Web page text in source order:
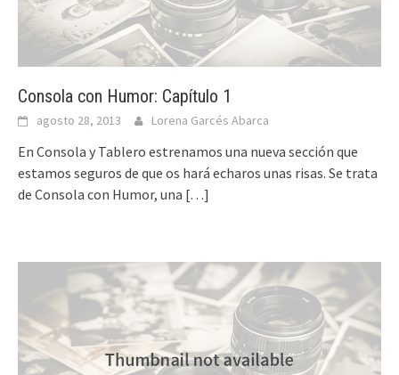
Consola con Humor: Capítulo 1
agosto 28, 2013 Lorena Garcés Abarca
En Consola y Tablero estrenamos una nueva sección que
estamos seguros de que os hará echaros unas risas. Se trata
de Consola con Humor, una […]